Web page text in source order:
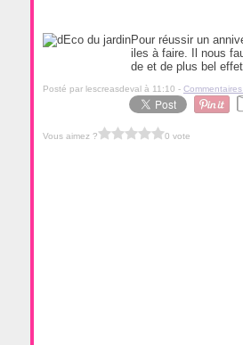
Pour réussir un
iles à faire. Il nous
de et de plus bel
Posté par lescreasdeval à 11:10 -
Vous aimez ? 0 vote